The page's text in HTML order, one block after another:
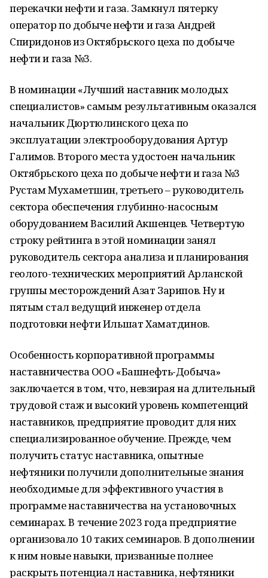
перекачки нефти и газа. Замкнул пятерку
оператор по добыче нефти и газа Андрей
Спиридонов из Октябрьского цеха по добыче
нефти и газа №3.
В номинации «Лучший наставник молодых
специалистов» самым результативным оказался
начальник Дюртюлинского цеха по
эксплуатации электрооборудования Артур
Галимов. Второго места удостоен начальник
Октябрьского цеха по добыче нефти и газа №3
Рустам Мухаметшин, третьего – руководитель
сектора обеспечения глубинно-насосным
оборудованием Василий Акшенцев. Четвертую
строку рейтинга в этой номинации занял
руководитель сектора анализа и планирования
геолого-технических мероприятий Арланской
группы месторождений Азат Зарипов. Ну и
пятым стал ведущий инженер отдела
подготовки нефти Ильшат Хаматдинов.
Особенность корпоративной программы
наставничества ООО «Башнефть-Добыча»
заключается в том, что, невзирая на длительный
трудовой стаж и высокий уровень компетенций
наставников, предприятие проводит для них
специализированное обучение. Прежде, чем
получить статус наставника, опытные
нефтяники получили дополнительные знания
необходимые для эффективного участия в
программе наставничества на установочных
семинарах. В течение 2023 года предприятие
организовало 10 таких семинаров. В дополнении
к ним новые навыки, призванные полнее
раскрыть потенциал наставника, нефтяники